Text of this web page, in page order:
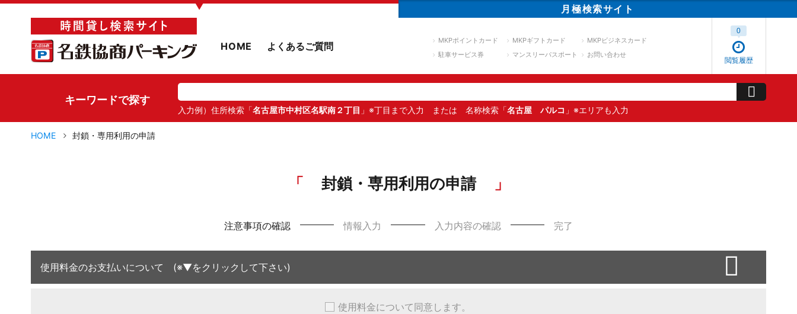
▼ 月極検索サイト
HOME よくあるご質問 MKPポイントカード MKPギフトカード
MKPビジネスカード
駐車サービス券
マンスリーパスポート お問い合わせ
閲覧履歴
0
キーワードで探す
入力例）住所検索「名古屋市中村区名駅南２丁目 」※丁目まで入力 または 名称検索「名古屋 パルコ 」※エリアも入力
HOME 封鎖・専用利用の申請
封鎖・専用利用の申請
注意事項の確認 情報入力 入力内容の確認 完了
使用料金のお支払いについて (※▼をクリックして下さい)
使用料金について同意します。